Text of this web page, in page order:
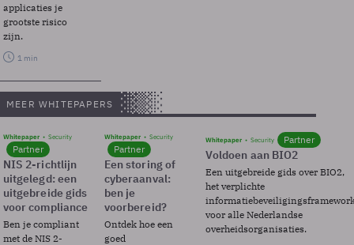
applicaties je
grootste risico
zijn.
1 min
MEER WHITEPAPERS
Whitepaper Security
Partner
NIS 2-richtlijn
uitgelegd: een
uitgebreide gids
voor compliance
Ben je compliant
met de NIS 2-
Whitepaper Security
Partner
Een storing of
cyberaanval:
ben je
voorbereid?
Ontdek hoe een
goed
Whitepaper Security Partner
Voldoen aan BIO2
Een uitgebreide gids over BIO2,
het verplichte
voor alle Nederlandse
overheidsorganisaties.